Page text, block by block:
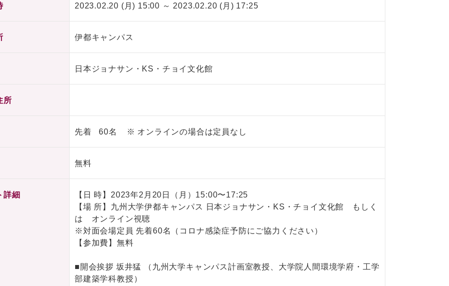
2023.02.20 (月) 15:00 ～ 2023.02.20 (月) 17:25
伊都キャンパス
日本ジョナサン・KS・チョイ文化館
所
先着 60名 ※ オンラインの場合は定員なし
無料
詳細
【日 時】2023年2月20日（月）15:00〜17:25
【場 所】九州大学伊都キャンパス 日本ジョナサン・KS・チョイ文化館 もしく
は オンライン視聴
※対面会場定員 先着60名（コロナ感染症予防にご協力ください）
【参加費】無料
■開会挨拶 坂井猛 （九州大学キャンパス計画室教授、大学院人間環境学府・工学
部建築学科教授）